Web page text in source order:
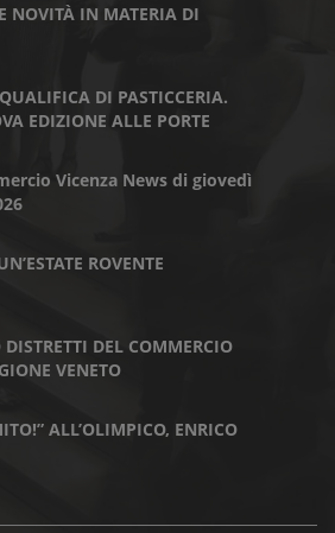
NOVITÀ IN MATERIA DI
DI PASTICCERIA.
EDIZIONE ALLE PORTE
Vicenza News di giovedì
ROVENTE
DEL COMMERCIO
VENETO
ALL’OLIMPICO, ENRICO